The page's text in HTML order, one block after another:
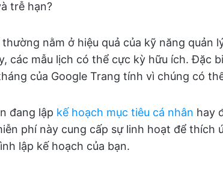
trễ hạn?
thường nằm ở hiệu quả của kỹ năng quản
các mẫu lịch có thể cực kỳ hữu ích. Đặc
của Google Trang tính vì chúng có
đang lập kế hoạch mục tiêu cá nhân hay
phí này cung cấp sự linh hoạt để thích
lập kế hoạch của bạn.